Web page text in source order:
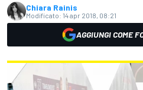
Chiara Rainis
Modificato: 14 apr 2018, 08:21
AGGIUNGI COME